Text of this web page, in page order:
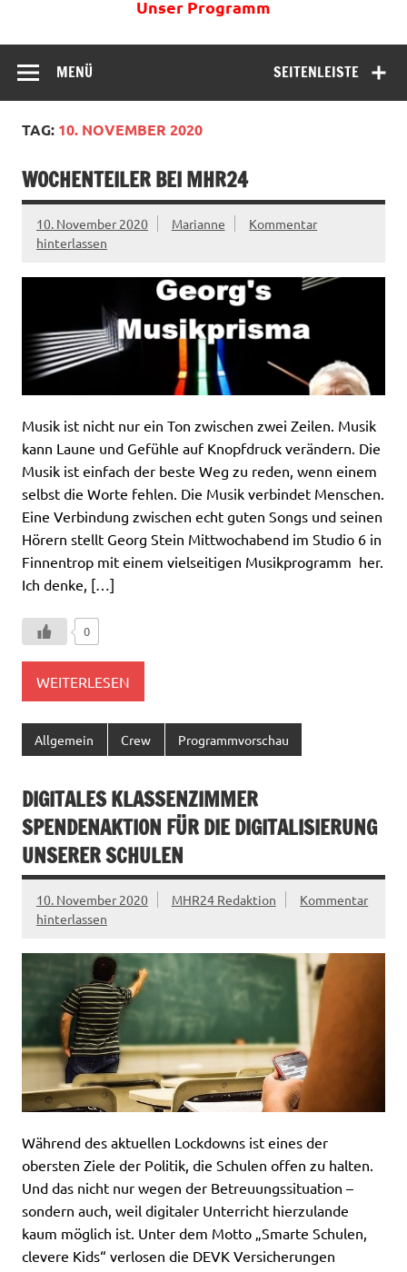
Unser Programm
SEITENLEISTE
MENÜ
TAG: 10. NOVEMBER 2020
WOCHENTEILER BEI MHR24
10. November 2020 Marianne
Kommentar
hinterlassen
Musik ist nicht nur ein Ton zwischen zwei Zeilen. Musik
kann Laune und Gefühle auf Knopfdruck verändern. Die
Musik ist einfach der beste Weg zu reden, wenn einem
selbst die Worte fehlen. Die Musik verbindet Menschen.
Eine Verbindung zwischen echt guten Songs und seinen
Hörern stellt Georg Stein Mittwochabend im Studio 6 in
Finnentrop mit einem vielseitigen Musikprogramm her.
Ich denke, […]
0
WEITERLESEN
Allgemein Crew Programmvorschau
DIGITALES KLASSENZIMMER
SPENDENAKTION FÜR DIE DIGITALISIERUNG
UNSERER SCHULEN
10. November 2020 MHR24 Redaktion
Kommentar
hinterlassen
Während des aktuellen Lockdowns ist eines der
obersten Ziele der Politik, die Schulen offen zu halten.
Und das nicht nur wegen der Betreuungssituation –
sondern auch, weil digitaler Unterricht hierzulande
kaum möglich ist. Unter dem Motto „Smarte Schulen,
clevere Kids“ verlosen die DEVK Versicherungen